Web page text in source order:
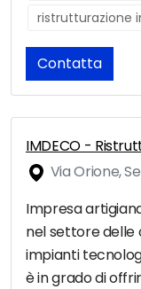
ristrutturazione
Contatta
IMDECO -
Via Orione,
Impresa
nel settore delle
impianti
è in grado di